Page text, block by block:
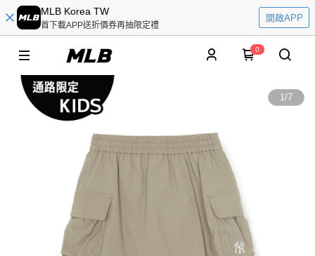
MLB Korea TW
首下載APP送折價券再抽限定禮
開啟APP
0
1/7